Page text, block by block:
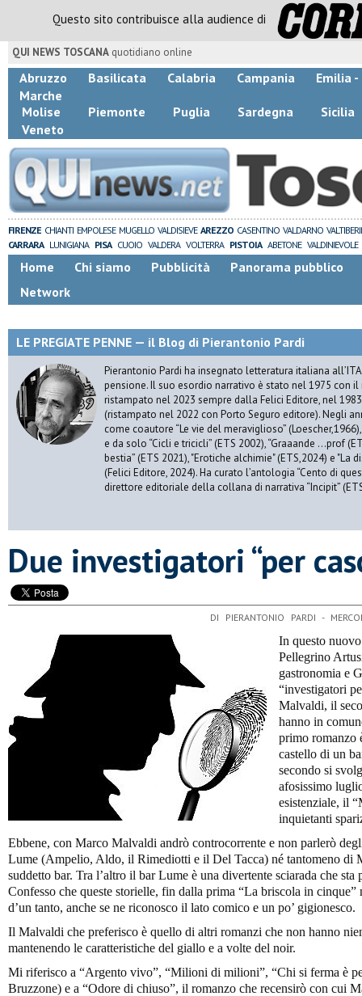
Questo sito contribuisce alla audience di
QUI NEWS TOSCANA quotidiano online
Abruzzo Basilicata Calabria Campania
Emilia -
Marche
Molise
Piemonte Puglia Sardegna
Sicilia
Veneto
FIRENZE CHIANTI EMPOLESE MUGELLO VALDISIEVE AREZZO CASENTINO VALDARNO
CARRARA LUNIGIANA PISA CUOIO VALDERA VOLTERRA PISTOIA ABETONE VALDINIEVOLE
Home Chi siamo Pubblicità
Panorama pubblico
Network
LE PREGIATE PENNE — il Blog di Pierantonio Pardi
Pierantonio Pardi ha insegnato letteratura italiana
pensione. Il suo esordio narrativo è stato nel 1975 con il
ristampato nel 2023 sempre dalla Felici Editore, nel
(ristampato nel 2022 con Porto Seguro editore). Negli
come coautore “Le vie del meraviglioso”
e da solo “Cicli e tricicli” (ETS 2002), “Graaande …prof
bestia” (ETS 2021), "Erotiche alchimie" (ETS,2024) e "La
(Felici Editore, 2024). Ha curato l’antologia “Cento di
direttore editoriale della collana di narrativa “Incipit”
​Due investigatori “per
DI PIERANTONIO PARDI -
In questo
Pellegrino
gastronomia e
“investigatori
Malvaldi, il
hanno in
primo romanzo
castello di un
secondo si
afosissimo
esistenziale, il
inquietanti
Ebbene, con Marco Malvaldi andrò controcorrente e non parlerò
Lume (Ampelio, Aldo, il Rimediotti e il Del Tacca) né tantomeno di
suddetto bar. Tra l’altro il bar Lume è una divertente sciarada che
Confesso che queste storielle, fin dalla prima “La briscola in
d’un tanto, anche se ne riconosco il lato comico e un po’ gigionesco.
Il Malvaldi che preferisco è quello di altri romanzi che non hanno
mantenendo le caratteristiche del giallo e a volte del noir.
Mi riferisco a “Argento vivo”, “Milioni di milioni”, “Chi si ferma è
Bruzzone) e a “Odore di chiuso”, il romanzo che recensirò con cui